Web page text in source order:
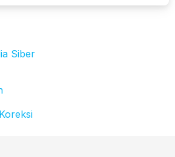
Siber